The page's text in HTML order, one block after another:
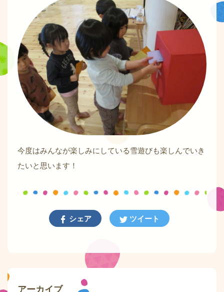
今度はみんなが楽しみにしている雪遊びも楽しんでいき
たいと思います！
シェア ツイート
アーカイブ